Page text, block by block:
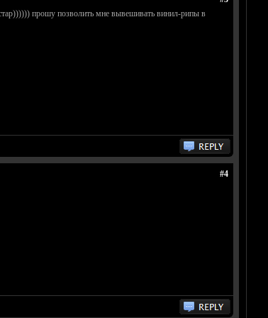
прошу позволить мне вывешивать винил-рипы в
#4